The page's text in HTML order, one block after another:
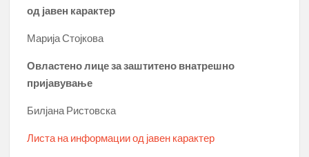
од јавен карактер
Марија Стојкова
Овластено лице за заштитено внатрешно
пријавување
Билјана Ристовска
Листа на информации од јавен карактер